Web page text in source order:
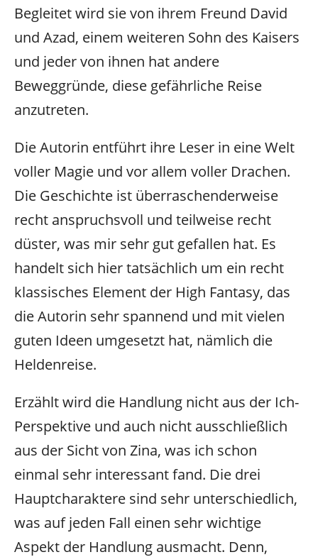
Begleitet wird sie von ihrem Freund David
und Azad, einem weiteren Sohn des Kaisers
und jeder von ihnen hat andere
Beweggründe, diese gefährliche Reise
anzutreten.
Die Autorin entführt ihre Leser in eine Welt
voller Magie und vor allem voller Drachen.
Die Geschichte ist überraschenderweise
recht anspruchsvoll und teilweise recht
düster, was mir sehr gut gefallen hat. Es
handelt sich hier tatsächlich um ein recht
klassisches Element der High Fantasy, das
die Autorin sehr spannend und mit vielen
guten Ideen umgesetzt hat, nämlich die
Heldenreise.
Erzählt wird die Handlung nicht aus der Ich-
Perspektive und auch nicht ausschließlich
aus der Sicht von Zina, was ich schon
einmal sehr interessant fand. Die drei
Hauptcharaktere sind sehr unterschiedlich,
was auf jeden Fall einen sehr wichtige
Aspekt der Handlung ausmacht. Denn,